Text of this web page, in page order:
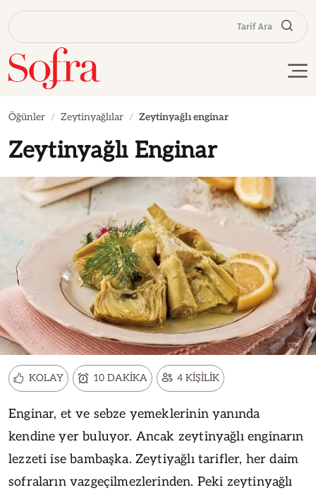
Tarif Ara
Öğünler Zeytinyağlılar Zeytinyağlı enginar
Zeytinyağlı Enginar
KOLAY 10 DAKİKA 4 KİŞİLİK
Enginar, et ve sebze yemeklerinin yanında
kendine yer buluyor. Ancak zeytinyağlı enginarın
lezzeti ise bambaşka. Zeytiyağlı tarifler, her daim
sofraların vazgeçilmezlerinden. Peki zeytinyağlı